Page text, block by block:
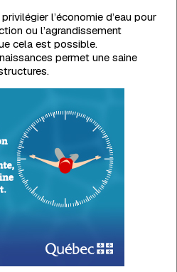
l’économie d’eau pour
ou l’agrandissement
cela est possible.
permet une saine